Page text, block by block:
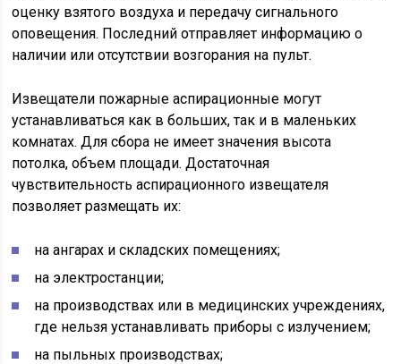
оценку взятого воздуха и передачу сигнального
оповещения. Последний отправляет информацию о
наличии или отсутствии возгорания на пульт.
Извещатели пожарные аспирационные могут
устанавливаться как в больших, так и в маленьких
комнатах. Для сбора не имеет значения высота
потолка, объем площади. Достаточная
чувствительность аспирационного извещателя
позволяет размещать их:
на ангарах и складских помещениях;
на электростанции;
на производствах или в медицинских учреждениях,
где нельзя устанавливать приборы с излучением;
на пыльных производствах;